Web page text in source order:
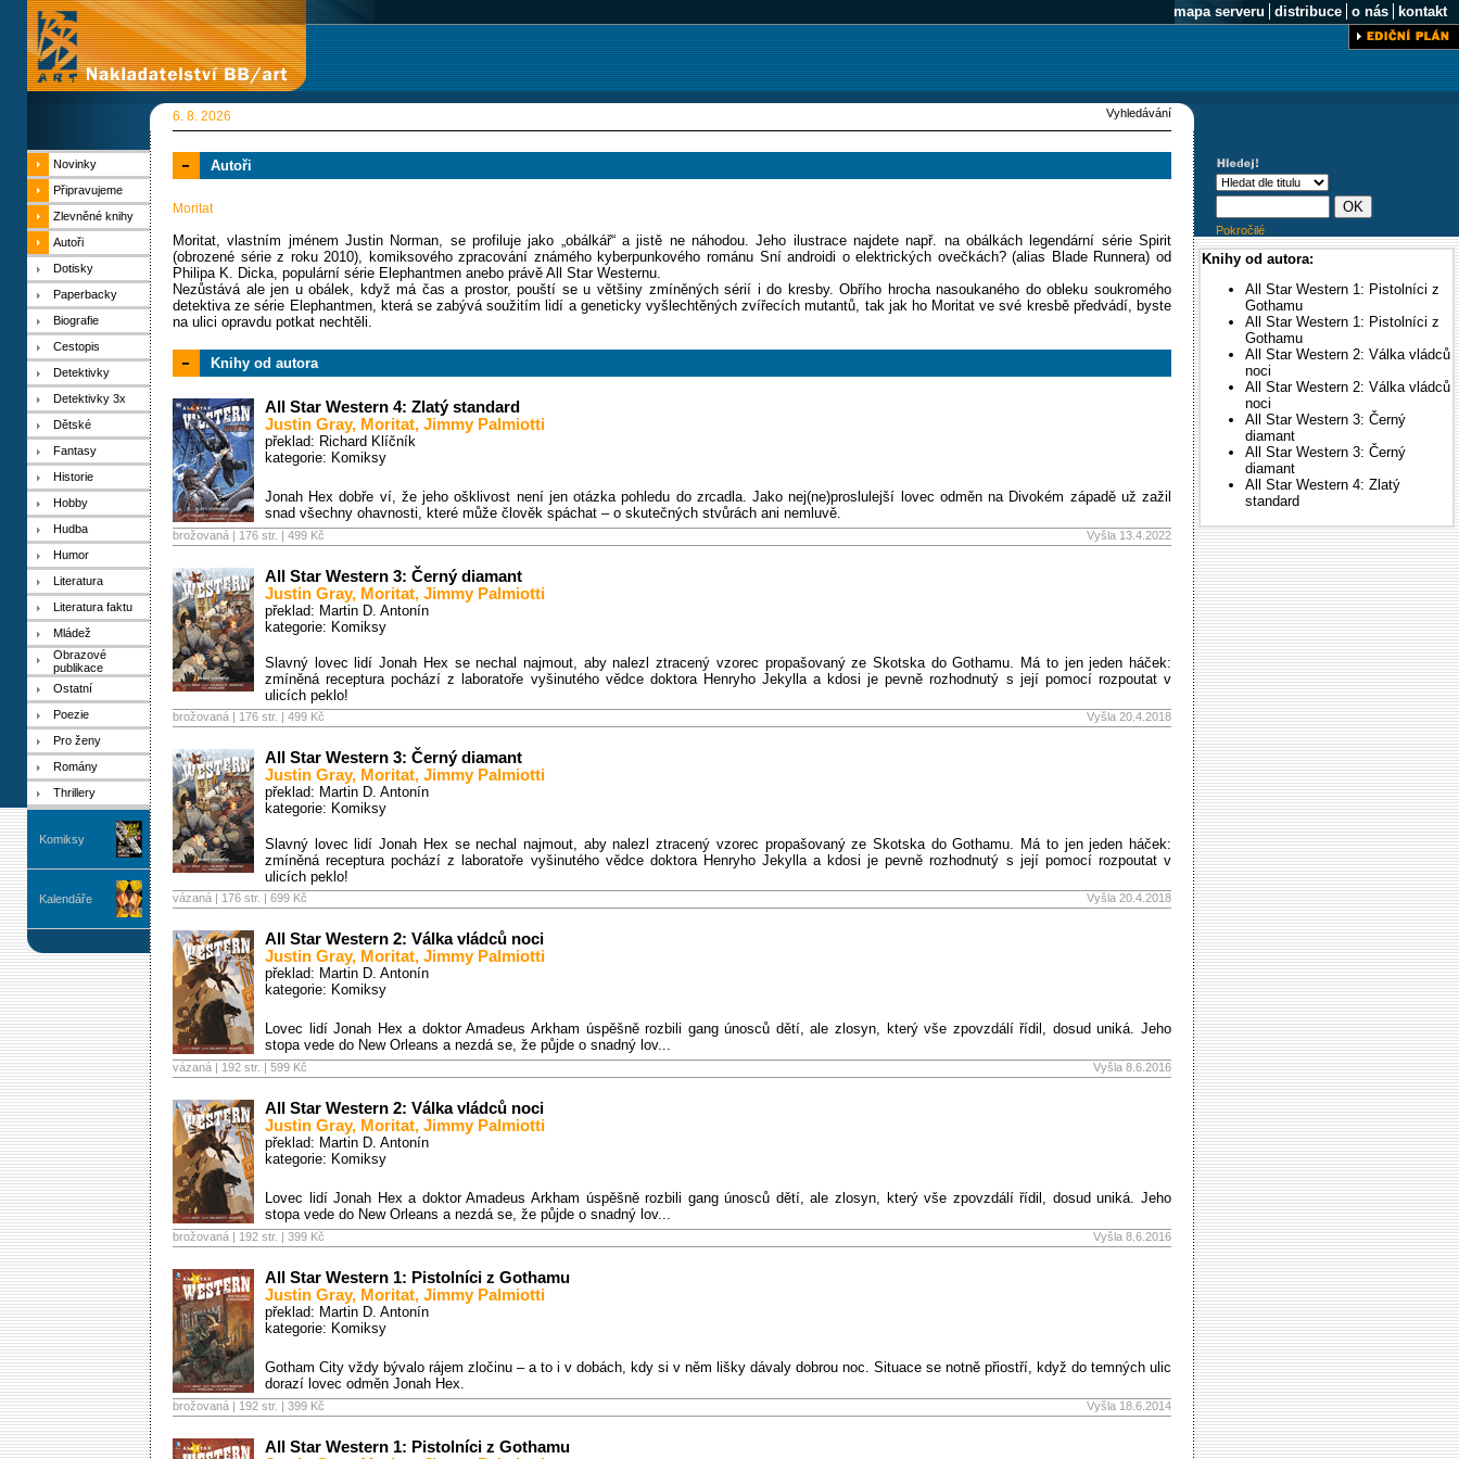
mapa serveru distribuce o nás kontakt
6. 8. 2026 Vyhledávání
Novinky
Připravujeme
Zlevněné knihy
Autoři
Dotisky
Paperbacky
Biografie
Cestopis
Detektivky
Detektivky 3x
Dětské
Fantasy
Historie
Hobby
Hudba
Humor
Literatura
Literatura faktu
Mládež
Obrazové
publikace
Ostatní
Poezie
Pro ženy
Romány
Thrillery
Komiksy
Kalendáře
Autoři
Moritat
Moritat, vlastním jménem Justin Norman, se profiluje jako „obálkář“ a jistě ne náhodou. Jeho ilustrace najdete např. na obálkách legendární série Spirit
(obrozené série z roku 2010), komiksového zpracování známého kyberpunkového románu Sní androidi o elektrických ovečkách? (alias Blade Runnera) od
Philipa K. Dicka, populární série Elephantmen anebo právě All Star Westernu.
Nezůstává ale jen u obálek, když má čas a prostor, pouští se u většiny zmíněných sérií i do kresby. Obřího hrocha nasoukaného do obleku soukromého
detektiva ze série Elephantmen, která se zabývá soužitím lidí a geneticky vyšlechtěných zvířecích mutantů, tak jak ho Moritat ve své kresbě předvádí, byste
na ulici opravdu potkat nechtěli.
Knihy od autora
All Star Western 4: Zlatý standard
Justin Gray, Moritat, Jimmy Palmiotti
překlad: Richard Klíčník
kategorie: Komiksy
Jonah Hex dobře ví, že jeho ošklivost není jen otázka pohledu do zrcadla. Jako nej(ne)proslulejší lovec odměn na Divokém západě už zažil
snad všechny ohavnosti, které může člověk spáchat – o skutečných stvůrách ani nemluvě.
brožovaná | 176 str. | 499 Kč Vyšla 13.4.2022
All Star Western 3: Černý diamant
Justin Gray, Moritat, Jimmy Palmiotti
překlad: Martin D. Antonín
kategorie: Komiksy
Slavný lovec lidí Jonah Hex se nechal najmout, aby nalezl ztracený vzorec propašovaný ze Skotska do Gothamu. Má to jen jeden háček:
zmíněná receptura pochází z laboratoře vyšinutého vědce doktora Henryho Jekylla a kdosi je pevně rozhodnutý s její pomocí rozpoutat v
ulicích peklo!
brožovaná | 176 str. | 499 Kč Vyšla 20.4.2018
All Star Western 3: Černý diamant
Justin Gray, Moritat, Jimmy Palmiotti
překlad: Martin D. Antonín
kategorie: Komiksy
Slavný lovec lidí Jonah Hex se nechal najmout, aby nalezl ztracený vzorec propašovaný ze Skotska do Gothamu. Má to jen jeden háček:
zmíněná receptura pochází z laboratoře vyšinutého vědce doktora Henryho Jekylla a kdosi je pevně rozhodnutý s její pomocí rozpoutat v
ulicích peklo!
vázaná | 176 str. | 699 Kč Vyšla 20.4.2018
All Star Western 2: Válka vládců noci
Justin Gray, Moritat, Jimmy Palmiotti
překlad: Martin D. Antonín
kategorie: Komiksy
Lovec lidí Jonah Hex a doktor Amadeus Arkham úspěšně rozbili gang únosců dětí, ale zlosyn, který vše zpovzdálí řídil, dosud uniká. Jeho
stopa vede do New Orleans a nezdá se, že půjde o snadný lov...
vázaná | 192 str. | 599 Kč Vyšla 8.6.2016
All Star Western 2: Válka vládců noci
Justin Gray, Moritat, Jimmy Palmiotti
překlad: Martin D. Antonín
kategorie: Komiksy
Lovec lidí Jonah Hex a doktor Amadeus Arkham úspěšně rozbili gang únosců dětí, ale zlosyn, který vše zpovzdálí řídil, dosud uniká. Jeho
stopa vede do New Orleans a nezdá se, že půjde o snadný lov...
brožovaná | 192 str. | 399 Kč Vyšla 8.6.2016
All Star Western 1: Pistolníci z Gothamu
Justin Gray, Moritat, Jimmy Palmiotti
překlad: Martin D. Antonín
kategorie: Komiksy
Gotham City vždy bývalo rájem zločinu – a to i v dobách, kdy si v něm lišky dávaly dobrou noc. Situace se notně přiostří, když do temných ulic
dorazí lovec odměn Jonah Hex.
brožovaná | 192 str. | 399 Kč Vyšla 18.6.2014
All Star Western 1: Pistolníci z Gothamu
Pokročilé
Knihy od autora:
All Star Western 1: Pistolníci z
Gothamu
All Star Western 1: Pistolníci z
Gothamu
All Star Western 2: Válka vládců
noci
All Star Western 2: Válka vládců
noci
All Star Western 3: Černý
diamant
All Star Western 3: Černý
diamant
All Star Western 4: Zlatý
standard